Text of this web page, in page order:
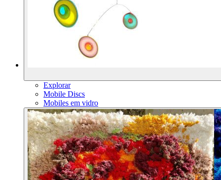
Explorar
Mobile Discs
Mobiles em vidro